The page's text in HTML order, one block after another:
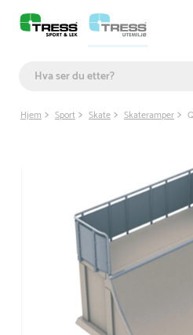
Hjem Sport Skate Skateramper